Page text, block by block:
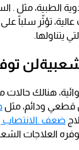
الطبية، مثل .
عالية، تؤثّر
يتناولها.
هنالك
قطعي ودائم، مثل
ضعف .الانتصاب
العلاجات